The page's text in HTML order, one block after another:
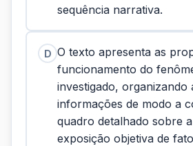
sequência narrativa.
D O texto apresenta as
funcionamento do
investigado, organizando
informações de modo a
quadro detalhado sobre
exposição objetiva de